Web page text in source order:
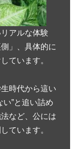
アルな体験
」、具体的に
ています。
時代から這い
い”と追い詰め
など、公には
ています。